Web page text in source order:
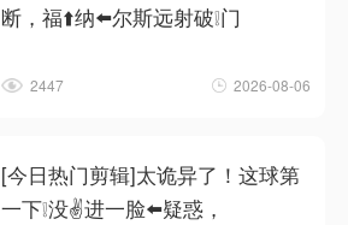
断，福⬆️纳⬅️尔斯远射破❕门
2447 2026-08-06
[今日热门剪辑]太诡异了！这球第
一下❕没✌️进一脸⬅️疑惑，